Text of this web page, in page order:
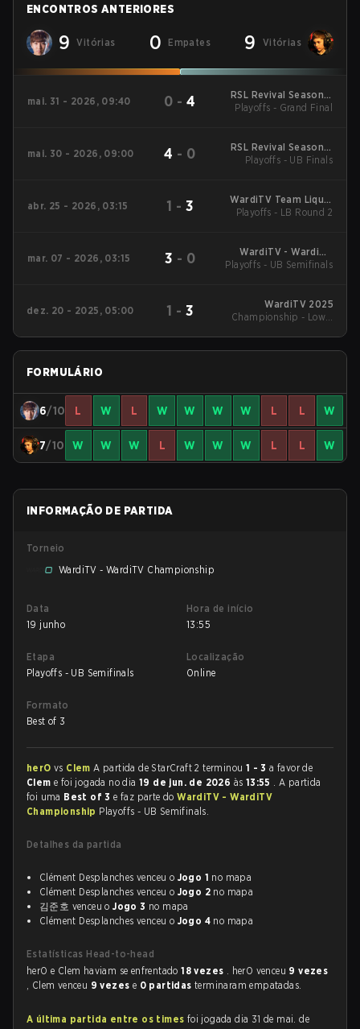
ENCONTROS ANTERIORES
9 Vitórias 0 Empates 9 Vitórias
mai. 31 - 2026, 09:40 0 -4
RSL Revival Season 5
2026
Playoffs - Grand Final
mai. 30 - 2026, 09:00 4 - 0
RSL Revival Season 5
2026
Playoffs - UB Finals
abr. 25 - 2026, 03:15 1 - 3
WardiTV Team Liquid
Map Contest Season
Playoffs - LB Round 2
mar. 07 - 2026, 03:15 3 - 0
WardiTV - WardiTV
Championship
Playoffs - UB Semifinals
dez. 20 - 2025, 05:00 1 - 3
WardiTV 2025
Championship - Lower
FORMULÁRIO
6/10 L W L W W W W L L W
7/10 W W W L W W W L L W
INFORMAÇÃO DE PARTIDA
Torneio
WardiTV - WardiTV Championship
Data
19 junho
Hora de início
13:55
Etapa
Playoffs - UB Semifinals
Localização
Online
Formato
Best of 3
herO vs ClemA partida de StarCraft 2 terminou 1 - 3 a favor de
Clem e foi jogada no dia 19 de jun. de 2026 às 13:55 . A partida
foi uma Best of 3e faz parte doWardiTV - WardiTV
Championship Playoffs - UB Semifinals.
Detalhes da partida
Clément Desplanches venceu o Jogo 1 no mapa
Clément Desplanches venceu o Jogo 2 no mapa
김준호 venceu oJogo 3 no mapa
Clément Desplanches venceu o Jogo 4 no mapa
Estatísticas Head-to-head
herO e Clem haviam se enfrentado18 vezes . herO venceu 9 vezes
, Clem venceu 9 vezes e 0 partidasterminaram empatadas.
A última partida entre os times foi jogada dia 31 de mai. de